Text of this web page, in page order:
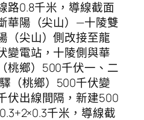
路0.8千米，導線截面
華陽（尖山）—十陵雙
（尖山）側改接至龍
變電站，十陵側與華
桃鄉）500千伏一、二
（桃鄉）500千伏變
伏出線間隔，新建500
千米，導線截